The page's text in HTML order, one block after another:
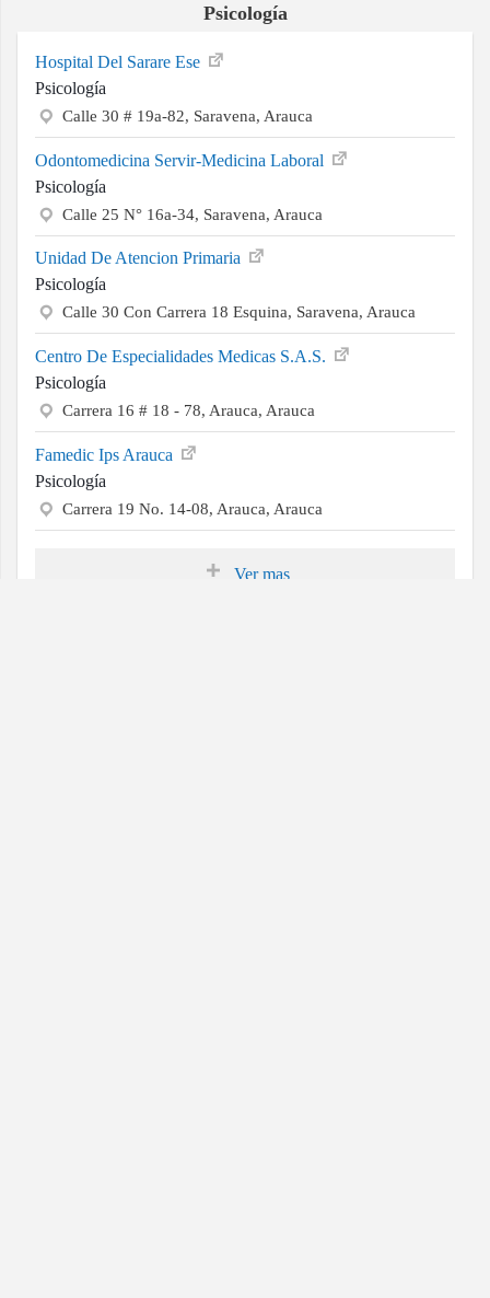
Psicología
Hospital Del Sarare Ese
Psicología
Calle 30 # 19a-82, Saravena, Arauca
Odontomedicina Servir-Medicina Laboral
Psicología
Calle 25 N° 16a-34, Saravena, Arauca
Unidad De Atencion Primaria
Psicología
Calle 30 Con Carrera 18 Esquina, Saravena, Arauca
Centro De Especialidades Medicas S.A.S.
Psicología
Carrera 16 # 18 - 78, Arauca, Arauca
Famedic Ips Arauca
Psicología
Carrera 19 No. 14-08, Arauca, Arauca
Ver mas